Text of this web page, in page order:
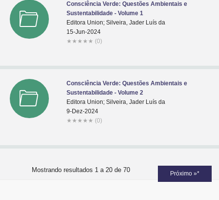
Consciência Verde: Questões Ambientais e
Sustentabilidade - Volume 1
Editora Union; Silveira, Jader Luís da
15-Jun-2024
★ ★ ★ ★ ★ (0)
Consciência Verde: Questões Ambientais e
Sustentabilidade - Volume 2
Editora Union; Silveira, Jader Luís da
9-Dez-2024
★ ★ ★ ★ ★ (0)
Mostrando resultados 1 a 20 de 70 Próximo »*